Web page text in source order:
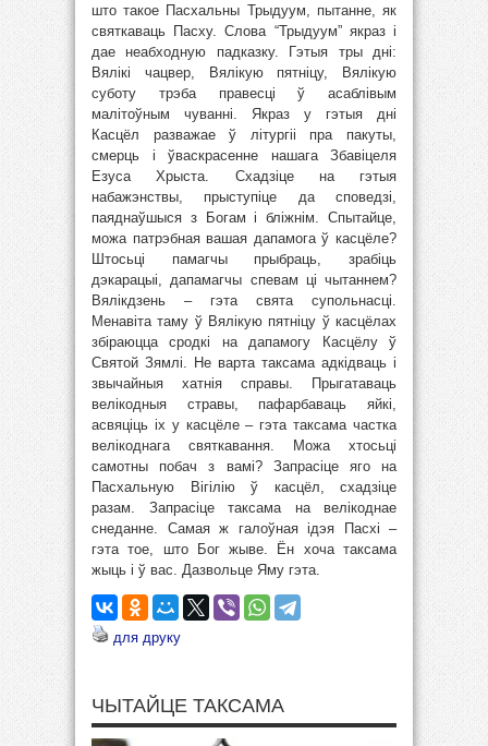
што такое Пасхальны Трыдуум, пытанне, як
святкаваць Пасху. Слова “Трыдуум” якраз і
дае неабходную падказку. Гэтыя тры дні:
Вялікі чацвер, Вялікую пятніцу, Вялікую
суботу трэба правесці ў асаблівым
малітоўным чуванні. Якраз у гэтыя дні
Касцёл разважае ў літургіі пра пакуты,
смерць і ўваскрасенне нашага Збавіцеля
Езуса Хрыста. Схадзіце на гэтыя
набажэнствы, прыступіце да споведзі,
паяднаўшыся з Богам і бліжнім. Спытайце,
можа патрэбная вашая дапамога ў касцёле?
Штосьці памагчы прыбраць, зрабіць
дэкарацыі, дапамагчы спевам ці чытаннем?
Вялікдзень – гэта свята супольнасці.
Менавіта таму ў Вялікую пятніцу ў касцёлах
збіраюцца сродкі на дапамогу Касцёлу ў
Святой Зямлі. Не варта таксама адкідваць і
звычайныя хатнія справы. Прыгатаваць
велікодныя стравы, пафарбаваць яйкі,
асвяціць іх у касцёле – гэта таксама частка
велікоднага святкавання. Можа хтосьці
самотны побач з вамі? Запрасіце яго на
Пасхальную Вігілію ў касцёл, схадзіце
разам. Запрасіце таксама на велікоднае
снеданне. Самая ж галоўная ідэя Пасхі –
гэта тое, што Бог жыве. Ён хоча таксама
жыць і ў вас. Дазвольце Яму гэта.
для друку
ЧЫТАЙЦЕ ТАКСАМА